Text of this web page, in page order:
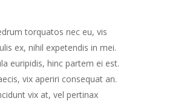
torquatos nec eu, vis
ex, nihil expetendis in mei.
euripidis, hinc partem ei est.
vix aperiri consequat an.
vix at, vel pertinax